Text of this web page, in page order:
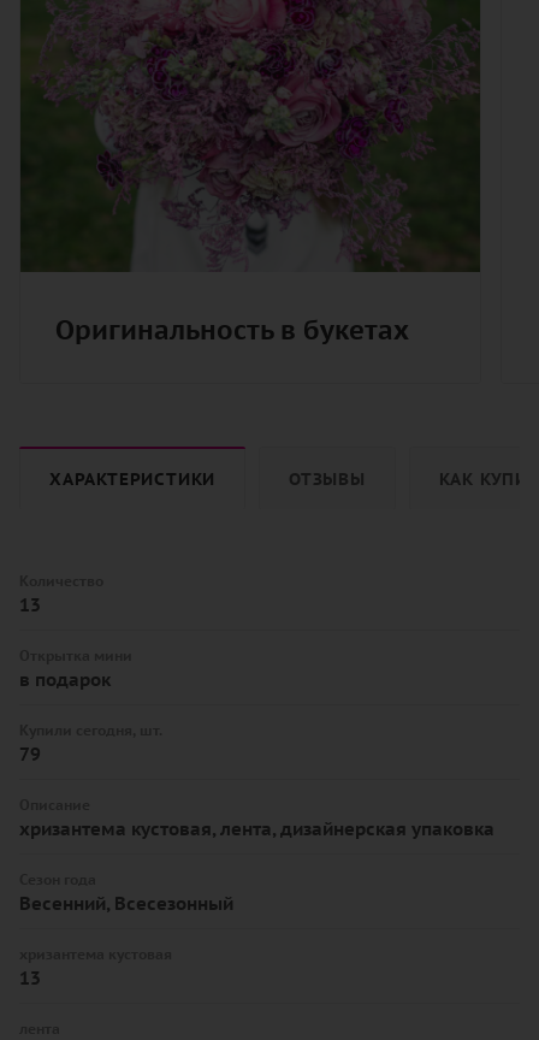
Оригинальность в букетах
ХАРАКТЕРИСТИКИ ОТЗЫВЫ КАК
13
в подарок
79
хризантема кустовая, лента, дизайнерская упаковка
Весенний, Всесезонный
13